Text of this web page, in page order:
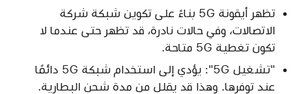
تظهر أيقونة 5G بناءً على تكوين شبكة شركة
الاتصالات، وفي حالات نادرة، قد تظهر حتى عندما لا
تكون تغطية 5G متاحة.
"تشغيل 5G": يؤدي إلى استخدام شبكة 5G دائمًا
عند توفرها. وهذا قد يقلل من مدة شحن البطارية.